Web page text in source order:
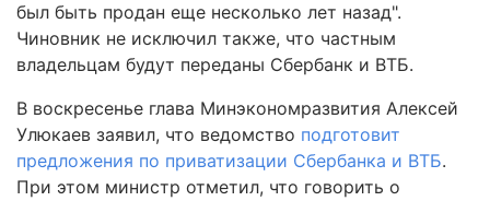
был быть продан еще несколько лет назад".
Чиновник не исключил также, что частным
владельцам будут переданы Сбербанк и ВТБ.
В воскресенье глава Минэкономразвития Алексей
Улюкаев заявил, что ведомство подготовит
предложения по приватизации Сбербанка и ВТБ.
При этом министр отметил, что говорить о